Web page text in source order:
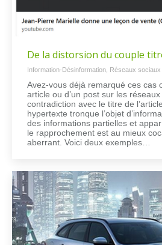
De la distorsion du couple
Information-Désinformation Réseaux sociaux
Avez-vous déjà remarqué ces cas
article ou d’un post sur les
contradiction avec le titre de
hypertexte tronque l’objet
des informations partielles et
le rapprochement est au mieux
aberrant. Voici deux exemples…